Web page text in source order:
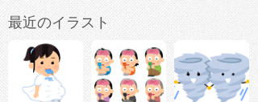
最近のイラスト